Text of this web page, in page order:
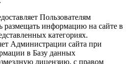
Пользователям
размещать информацию на сайте в
категориях.
Администрации сайта при
в Базу данных
лицензию, с правом